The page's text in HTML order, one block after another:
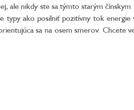
ale nikdy ste sa týmto starým
typy ako posilniť pozitívny tok
sa na osem smerov. Chcete